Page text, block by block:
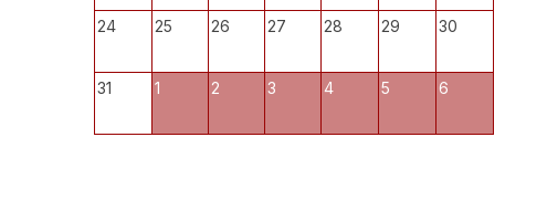
24 25 26 27 28 29 30
31 1 2 3 4 5 6